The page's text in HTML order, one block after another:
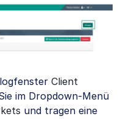
Client
im Dropdown-Menü
und tragen eine